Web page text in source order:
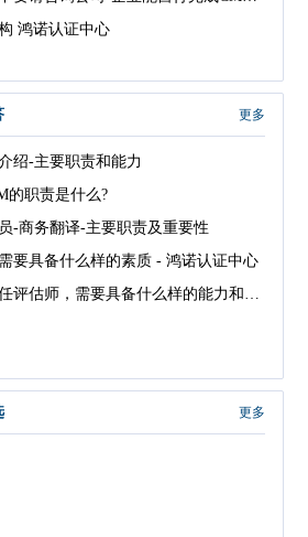
鸿诺认证中心
更多
绍-主要职责和能力
的职责是什么?
-商务翻译-主要职责及重要性
要具备什么样的素质 - 鸿诺认证中心
更多